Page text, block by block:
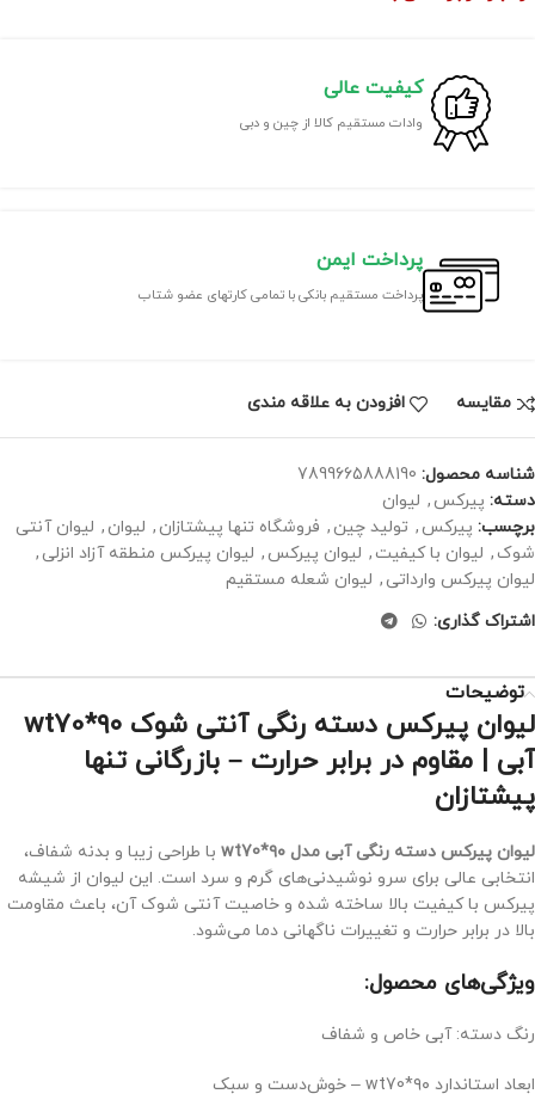
کیفیت عالی
وادات مستقیم کالا از چین و دبی
پرداخت ایمن
پرداخت مستقیم بانکی با تمامی کارتهای عضو شتاب
مقايسه افزودن به علاقه مندی
شناسه محصول: 7899665888190
دسته: پیرکس , لیوان
برچسب: پیرکس , تولید چین , فروشگاه تنها پیشتازان , لیوان , لیوان آنتی
شوک , لیوان با کیفیت , لیوان پیرکس , لیوان پیرکس منطقه آزاد انزلی ,
لیوان پیرکس وارداتی , لیوان شعله مستقیم
اشتراک گذاری:
توضیحات
لیوان پیرکس دسته رنگی آنتی شوک wt70*۹۰
آبی | مقاوم در برابر حرارت – بازرگانی تنها
پیشتازان
لیوان پیرکس دسته رنگی آبی مدل wt70*۹۰
با طراحی زیبا و بدنه شفاف،
انتخابی عالی برای سرو نوشیدنی‌های گرم و سرد است. این لیوان از شیشه
پیرکس با کیفیت بالا ساخته شده و خاصیت آنتی شوک آن، باعث مقاومت
بالا در برابر حرارت و تغییرات ناگهانی دما می‌شود.
ویژگی‌های محصول:
رنگ دسته: آبی خاص و شفاف
ابعاد استاندارد wt70*۹۰ – خوش‌دست و سبک